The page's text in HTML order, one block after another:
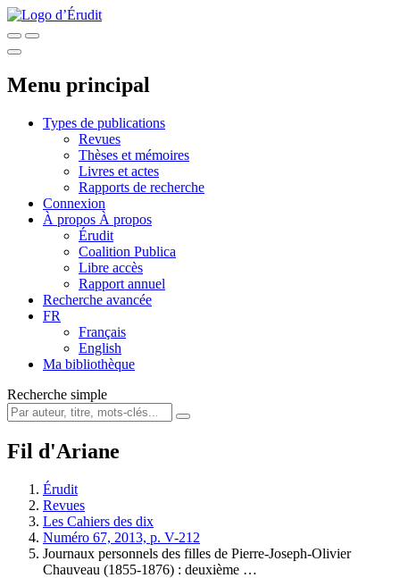
Menu principal
Types de publications
Revues
Thèses et mémoires
Livres et actes
Rapports de recherche
Connexion
À propos À propos
Érudit
Coalition Publica
Libre accès
Rapport annuel
Recherche avancée
FR
Français
English
Ma bibliothèque
Recherche simple
Fil d'Ariane
Érudit
Revues
Les Cahiers des dix
Numéro 67, 2013, p. V-212
Journaux personnels des filles de Pierre‑Joseph‑Olivier
Chauveau (1855-1876) : deuxième …